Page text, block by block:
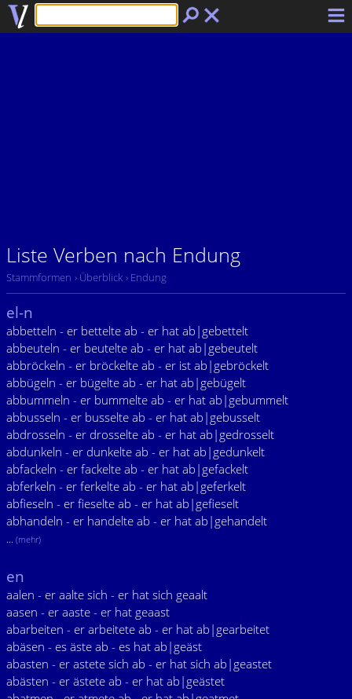
Liste Verben nach Endung
Stammformen › Überblick › Endung
el-n
abbetteln - er bettelte ab - er hat ab|gebettelt
abbeuteln - er beutelte ab - er hat ab|gebeutelt
abbröckeln - er bröckelte ab - er ist ab|gebröckelt
abbügeln - er bügelte ab - er hat ab|gebügelt
abbummeln - er bummelte ab - er hat ab|gebummelt
abbusseln - er busselte ab - er hat ab|gebusselt
abdrosseln - er drosselte ab - er hat ab|gedrosselt
abdunkeln - er dunkelte ab - er hat ab|gedunkelt
abfackeln - er fackelte ab - er hat ab|gefackelt
abferkeln - er ferkelte ab - er hat ab|geferkelt
abfieseln - er fieselte ab - er hat ab|gefieselt
abhandeln - er handelte ab - er hat ab|gehandelt
... (mehr)
en
aalen - er aalte sich - er hat sich geaalt
aasen - er aaste - er hat geaast
abarbeiten - er arbeitete ab - er hat ab|gearbeitet
abäsen - es äste ab - es hat ab|geäst
abasten - er astete sich ab - er hat sich ab|geastet
abästen - er ästete ab - er hat ab|geästet